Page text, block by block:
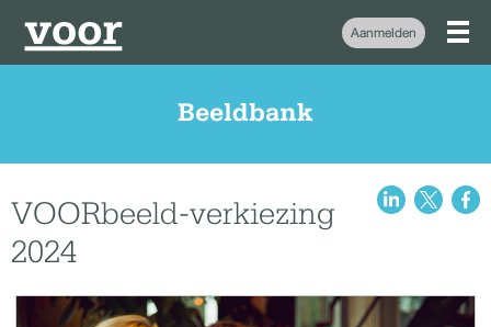
Aanmelden
Beeldbank
VOORbeeld-verkiezing
2024